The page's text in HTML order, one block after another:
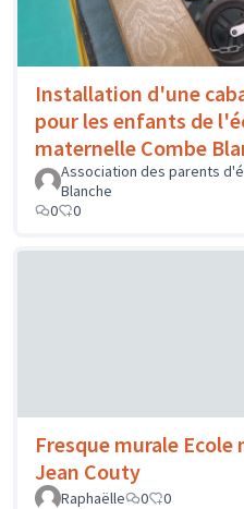
Installation d'une
pour les enfants de
maternelle Combe
Association des parents
Blanche
0
0
Fresque murale
Jean Couty
Raphaëlle
0 0